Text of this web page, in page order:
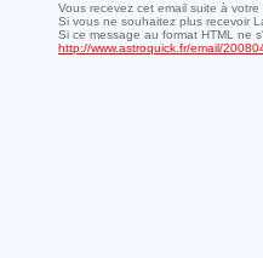
Vous recevez cet email suite à votre
Si vous ne souhaitez plus recevoir
Si ce message au format HTML ne
http://www.astroquick.fr/email/